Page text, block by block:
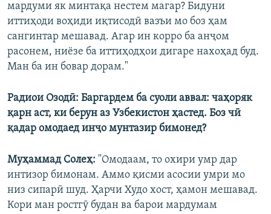
мардуми як минтақа нестем магар? Бидуни
иттиҳоди воҳиди иқтисодӣ вазъи мо боз ҳам
сангинтар мешавад. Агар ин корро ба анҷом
расонем, ниёзе ба иттиҳодҳои дигаре нахоҳад буд.
Ман ба ин бовар дорам."
Радиои Озодӣ: Баргардем ба суоли аввал: чаҳоряк
қарн аст, ки берун аз Узбекистон ҳастед. Боз чӣ
қадар омодаед инҷо мунтазир бимонед?
Муҳаммад Солеҳ: "Омодаам, то охири умр дар
интизор бимонам. Аммо қисми асосии умри мо
низ сипарӣ шуд. Ҳарчи Худо хост, ҳамон мешавад.
Кори ман ростгӯ будан ва барои мардумам